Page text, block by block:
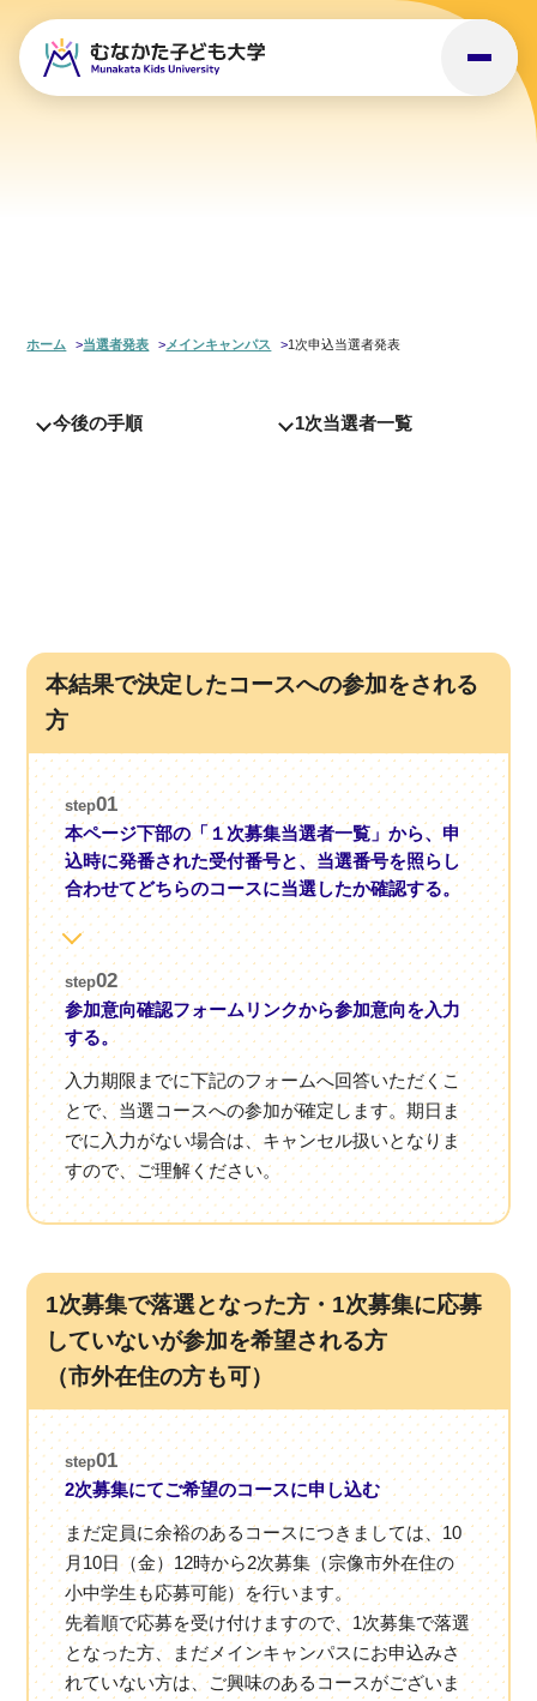
ホーム 当選者発表 メインキャンパス 1次申込当選者発表
今後の手順 1次当選者一覧
本結果で決定したコースへの参加をされる
方
step01
本ページ下部の「１次募集当選者一覧」から、申
込時に発番された受付番号と、当選番号を照らし
合わせてどちらのコースに当選したか確認する。
step02
参加意向確認フォームリンクから参加意向を入力
する。
入力期限までに下記のフォームへ回答いただくこ
とで、当選コースへの参加が確定します。期日ま
でに入力がない場合は、キャンセル扱いとなりま
すので、ご理解ください。
1次募集で落選となった方・1次募集に応募
していないが参加を希望される方
（市外在住の方も可）
step01
2次募集にてご希望のコースに申し込む
まだ定員に余裕のあるコースにつきましては、10
月10日（金）12時から2次募集（宗像市外在住の
小中学生も応募可能）を行います。
先着順で応募を受け付けますので、1次募集で落選
となった方、まだメインキャンパスにお申込みさ
れていない方は、ご興味のあるコースがございま